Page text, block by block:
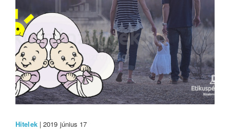
Hitelek| 2019 június 17